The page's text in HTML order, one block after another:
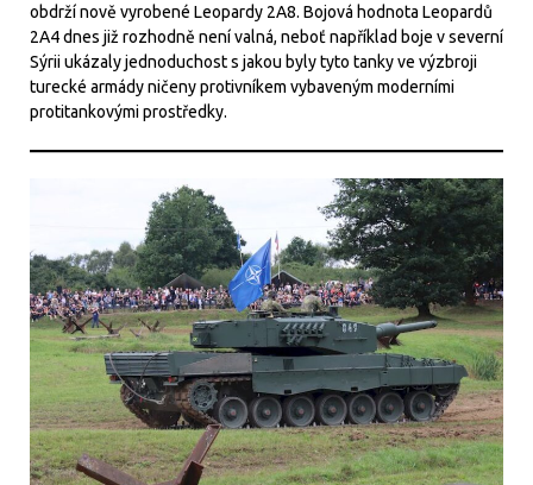
obdrží nově vyrobené Leopardy 2A8. Bojová hodnota Leopardů
2A4 dnes již rozhodně není valná, neboť například boje v severní
Sýrii ukázaly jednoduchost s jakou byly tyto tanky ve výzbroji
turecké armády ničeny protivníkem vybaveným moderními
protitankovými prostředky.